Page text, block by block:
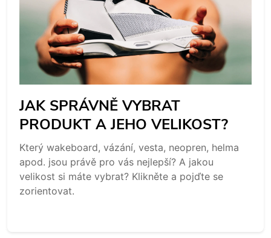
JAK SPRÁVNĚ VYBRAT
PRODUKT A JEHO VELIKOST?
Který wakeboard, vázání, vesta, neopren, helma
apod. jsou právě pro vás nejlepší? A jakou
velikost si máte vybrat? Klikněte a pojďte se
zorientovat.